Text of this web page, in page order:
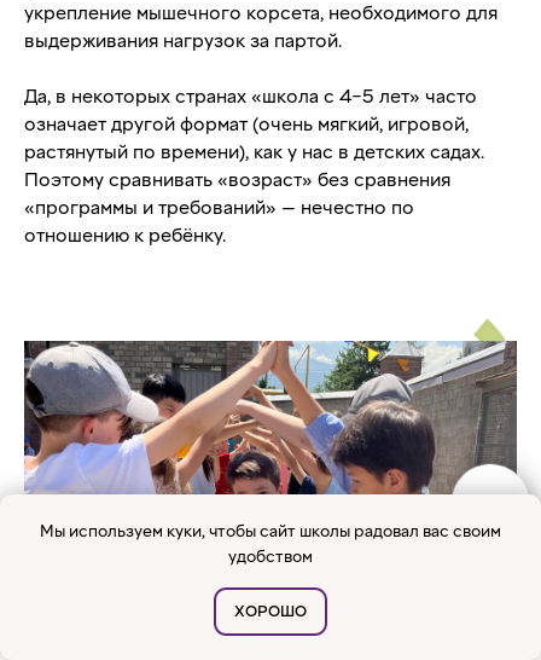
укрепление мышечного корсета, необходимого для
выдерживания нагрузок за партой.
Да, в некоторых странах «школа с 4–5 лет» часто
означает другой формат (очень мягкий, игровой,
растянутый по времени), как у нас в детских садах.
Поэтому сравнивать «возраст» без сравнения
«программы и требований» — нечестно по
отношению к ребёнку.
Мы используем куки, чтобы сайт школы радовал вас своим
удобством
ХОРОШО